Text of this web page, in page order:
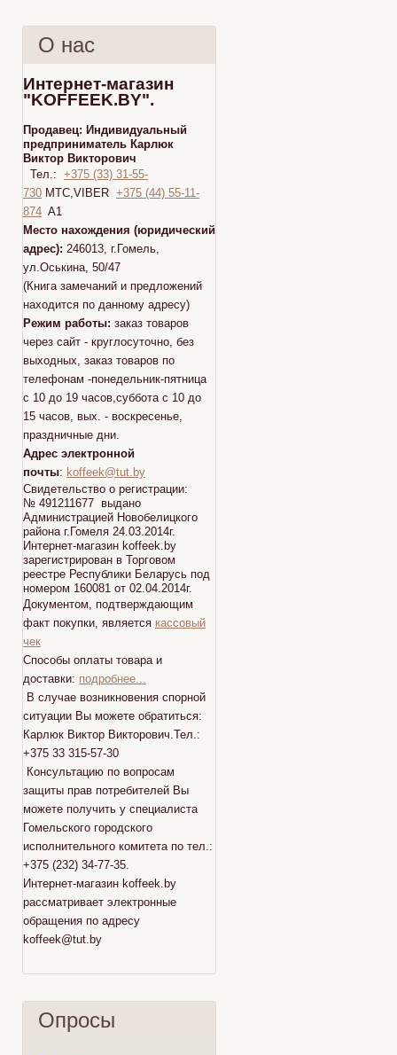
О нас
Интернет-магазин
"KOFFEEK.BY".
Продавец: Индивидуальный
предприниматель Карлюк
Виктор Викторович
Тел.: +375 (33) 31-55-
730 МТС,VIBER +375 (44) 55-11-
874 A1
Место нахождения (юридический
адрес): 246013, г.Гомель,
ул.Оськина, 50/47
(Книга замечаний и предложений
находится по данному адресу)
Режим работы: заказ товаров
через сайт - круглосуточно, без
выходных, заказ товаров по
телефонам -понедельник-пятница
с 10 до 19 часов,суббота с 10 до
15 часов, вых. - воскресенье,
праздничные дни.
Адрес электронной
почты: koffeek@tut.by
Свидетельство о регистрации:
№ 491211677 выдано
Администрацией Новобелицкого
района г.Гомеля 24.03.2014г.
Интернет-магазин koffeek.by
зарегистрирован в Торговом
реестре Республики Беларусь под
номером 160081 от 02.04.2014г.
Документом, подтверждающим
факт покупки, является кассовый
чек
Способы оплаты товара и
доставки: подробнее...
В случае возникновения спорной
ситуации Вы можете обратиться:
Карлюк Виктор Викторович.Тел.:
+375 33 315-57-30
Консультацию по вопросам
защиты прав потребителей Вы
можете получить у специалиста
Гомельского городского
исполнительного комитета по тел.:
+375 (232) 34-77-35.
Интернет-магазин koffeek.by
рассматривает электронные
обращения по адресу
koffeek@tut.by
Опросы